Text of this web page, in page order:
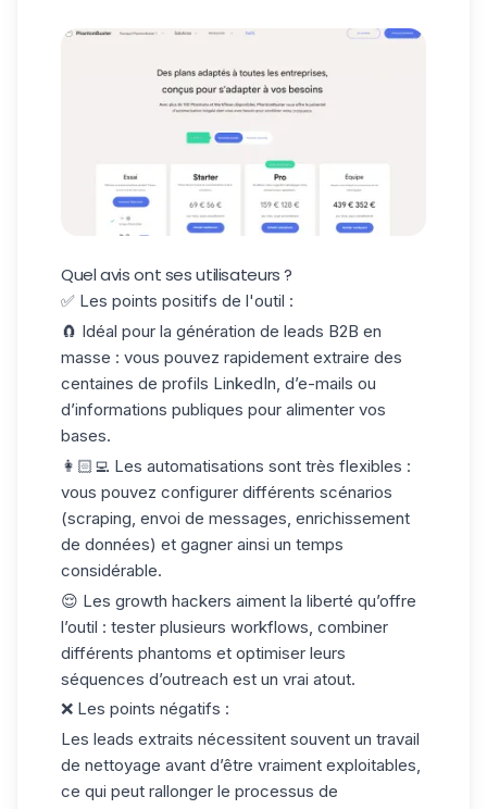
Quel avis ont ses utilisateurs ?
✅ Les points positifs de l'outil :
🧲 Idéal pour la génération de leads B2B en
masse : vous pouvez rapidement extraire des
centaines de profils LinkedIn, d’e-mails ou
d’informations publiques pour alimenter vos
bases.
👩🏻‍💻 Les automatisations sont très flexibles :
vous pouvez configurer différents scénarios
(scraping, envoi de messages, enrichissement
de données) et gagner ainsi un temps
considérable.
😌 Les growth hackers aiment la liberté qu’offre
l’outil : tester plusieurs workflows, combiner
différents phantoms et optimiser leurs
séquences d’outreach est un vrai atout.
❌ Les points négatifs :
Les leads extraits nécessitent souvent un travail
de nettoyage avant d’être vraiment exploitables,
ce qui peut rallonger le processus de